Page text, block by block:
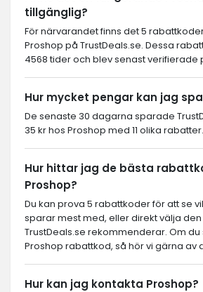
tillgänglig?
För närvarandet finns det 5
Proshop på TrustDeals.se. Dessa
4568 tider och blev senast verifierade
Hur mycket pengar kan jag
De senaste 30 dagarna sparade
35 kr hos Proshop med 11 olika rabatter.
Hur hittar jag de bästa
Proshop?
Du kan prova 5 rabattkoder för att se
sparar mest med, eller direkt välja
TrustDeals.se rekommenderar. Om du
Proshop rabattkod, så hör vi gärna av
Hur kan jag kontakta Proshop?